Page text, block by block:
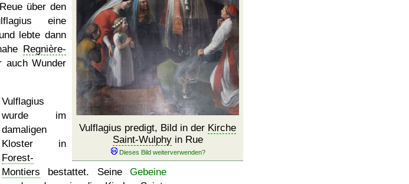
Vulflagius predigt, Bild in der Kirche
Saint-Wulphyin Rue
über den
eine
lebte dann
Regnière-
auch Wunder
Vulflagius
wurde im
damaligen
Kloster in
Forest-
Montiers bestattet. Seine Gebeine